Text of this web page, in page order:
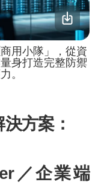
用小隊」，從資
身打造完整防禦
。
方案：
／企業端